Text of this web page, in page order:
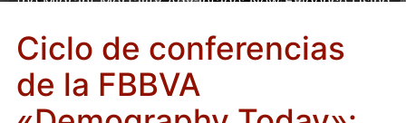
Ciclo de conferencias
de la FBBVA